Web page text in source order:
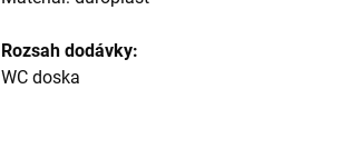
Rozsah dodávky:
WC doska